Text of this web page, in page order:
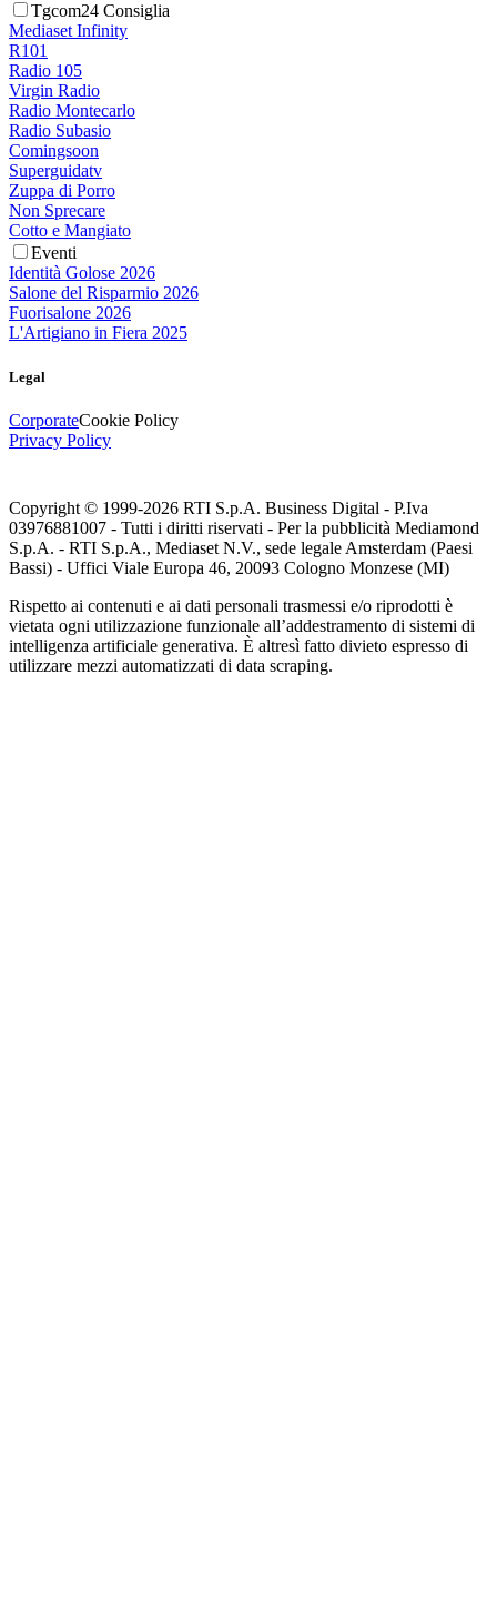
Tgcom24 Consiglia
Mediaset Infinity
R101
Radio 105
Virgin Radio
Radio Montecarlo
Radio Subasio
Comingsoon
Superguidatv
Zuppa di Porro
Non Sprecare
Cotto e Mangiato
Eventi
Identità Golose 2026
Salone del Risparmio 2026
Fuorisalone 2026
L'Artigiano in Fiera 2025
Legal
CorporateCookie Policy
Privacy Policy
Copyright © 1999-2026 RTI S.p.A. Business Digital - P.Iva
03976881007 - Tutti i diritti riservati - Per la pubblicità Mediamond
S.p.A. - RTI S.p.A., Mediaset N.V., sede legale Amsterdam (Paesi
Bassi) - Uffici Viale Europa 46, 20093 Cologno Monzese (MI)
Rispetto ai contenuti e ai dati personali trasmessi e/o riprodotti è
vietata ogni utilizzazione funzionale all’addestramento di sistemi di
intelligenza artificiale generativa. È altresì fatto divieto espresso di
utilizzare mezzi automatizzati di data scraping.